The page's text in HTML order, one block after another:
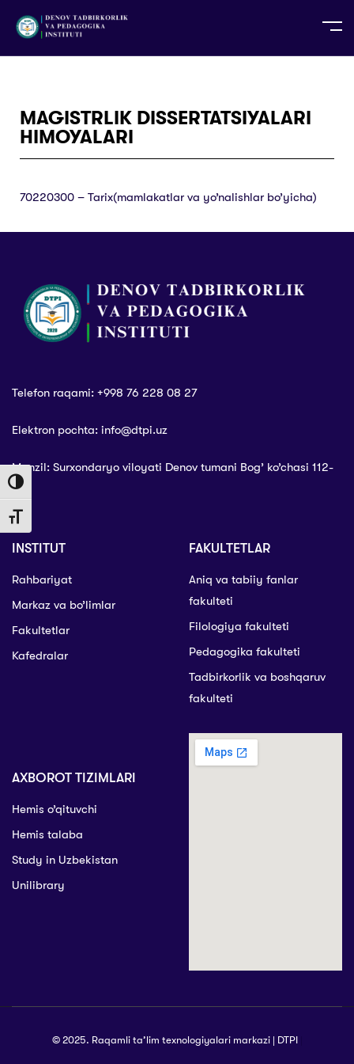
Toggle High Contrast
Toggle Font size
TG TR
MAGISTRLIK DISSERTATSIYALARI
HIMOYALARI
70220300 – Tarix(mamlakatlar va yo’nalishlar bo’yicha)
Telefon raqami: +998 76 228 08 27
Elektron pochta: info@dtpi.uz
Manzil: Surxondaryo viloyati Denov tumani Bog’ ko’chasi 112-
uy
INSTITUT
Rahbariyat
Markaz va bo’limlar
Fakultetlar
Kafedralar
FAKULTETLAR
Aniq va tabiiy fanlar
fakulteti
Filologiya fakulteti
Pedagogika fakulteti
Tadbirkorlik va boshqaruv
fakulteti
AXBOROT TIZIMLARI
Hemis o’qituvchi
Hemis talaba
Study in Uzbekistan
Unilibrary
© 2025. Raqamli ta’lim texnologiyalari markazi | DTPI